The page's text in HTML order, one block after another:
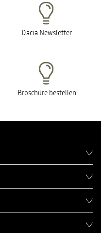
Dacia Newsletter
Broschüre bestellen